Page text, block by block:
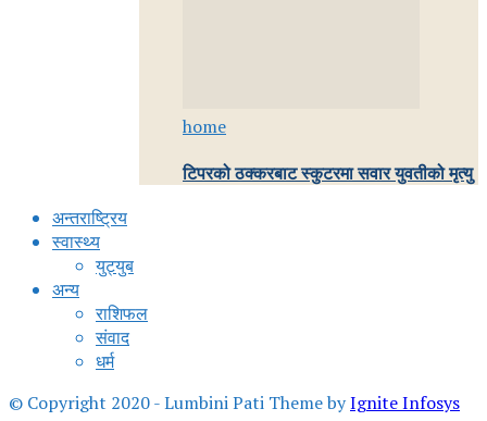
home
टिपरको ठक्करबाट स्कुटरमा सवार युवतीको मृत्यु
अन्तराष्ट्रिय
स्वास्थ्य
युट्युब
अन्य
राशिफल
संवाद
धर्म
© Copyright 2020 - Lumbini Pati Theme byIgnite Infosys